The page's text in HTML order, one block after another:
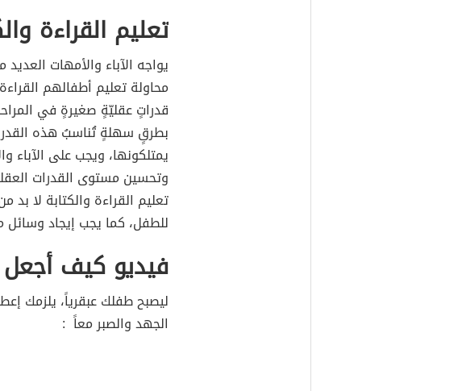
تعليم القراءة
يواجه الآباء والأمهات
محاولة تعليم أطفالهم القراءة
قدراتٍ عقليّةٍ صغيرةٍ في
بطرقٍ سهلةٍ تُناسبُ هذه
يمتلكونها، ويجب على الآباء
وتحسين مستوى القدرات
تعليم القراءة والكتابة لا
للطفل، كما يجب إيجاد
فيديو كيف
ليصبح طفلك عبقرياً، يلزمك
الجهد والصبر معاً :